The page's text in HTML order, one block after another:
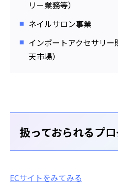
リー業務等）
ネイルサロン事業
インポートアクセサリー
天市場）
扱っておられるプ
ECサイトをみてみる